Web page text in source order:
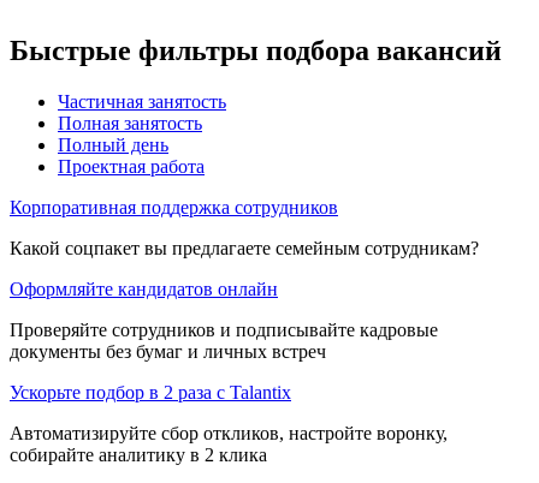
Быстрые фильтры подбора вакансий
Частичная занятость
Полная занятость
Полный день
Проектная работа
Корпоративная поддержка сотрудников
Какой соцпакет вы предлагаете семейным сотрудникам?
Оформляйте кандидатов онлайн
Проверяйте сотрудников и подписывайте кадровые
документы без бумаг и личных встреч
Ускорьте подбор в 2 раза с Talantix
Автоматизируйте сбор откликов, настройте воронку,
собирайте аналитику в 2 клика